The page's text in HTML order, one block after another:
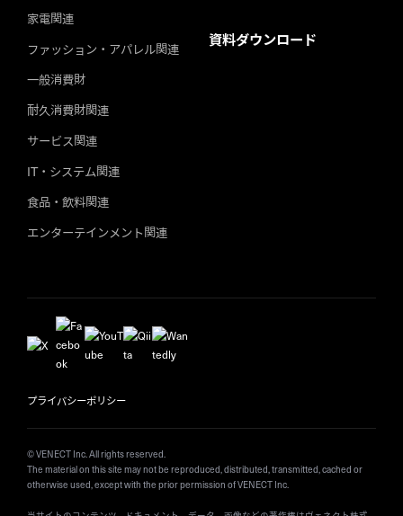
家電関連
ファッション・アパレル関連
一般消費財
耐久消費財関連
サービス関連
IT・システム関連
食品・飲料関連
エンターテインメント関連
資料ダウンロード
プライバシーポリシー
© VENECT Inc. All rights reserved.
The material on this site may not be reproduced, distributed, transmitted, cached or
otherwise used, except with the prior permission of VENECT Inc.